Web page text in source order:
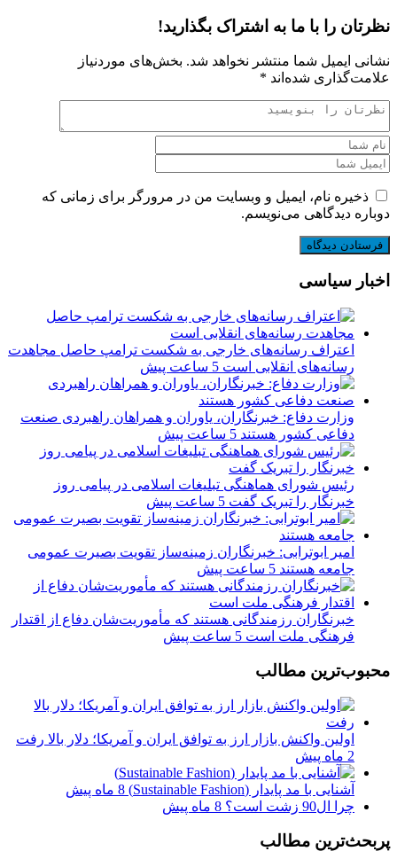
را با ما به اشتراک بگذارید!
ایمیل شما منتشر نخواهد شد. بخش‌های موردنیاز
شده‌اند*
ذخیره نام، ایمیل و وبسایت من در مرورگر برای زمانی که
دیدگاهی می‌نویسم.
سیاسی
اعتراف رسانه‌های خارجی به شکست ترامپ حاصل مجاهدت
رسانه‌های انقلابی است5 ساعت پیش
وزارت دفاع: خبرنگاران، یاوران و همراهان راهبردی صنعت
دفاعی کشور هستند5 ساعت پیش
رئیس شورای هماهنگی تبلیغات اسلامی در پیامی روز
خبرنگار را تبریک گفت5 ساعت پیش
امیر ابوترابی: خبرنگاران زمینه‌ساز تقویت بصیرت عمومی
جامعه هستند5 ساعت پیش
خبرنگاران رزمندگانی هستند که مأموریت‌شان دفاع از اقتدار
فرهنگی ملت است5 ساعت پیش
مطالب
اولین واکنش بازار ارز به توافق ایران و آمریکا؛ دلار بالا رفت
آشنایی با مد پایدار (Sustainable Fashion)
8 ماه پیش
چرا ال90 زشت است؟
8 ماه پیش
مطالب